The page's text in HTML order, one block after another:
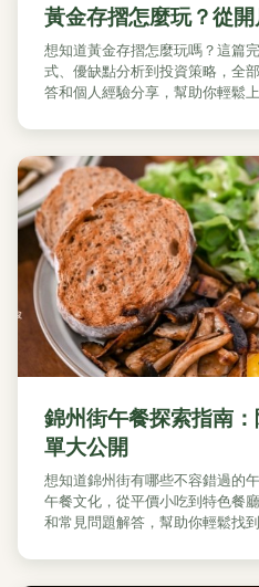
黃金存摺怎麼玩？從
想知道黃金存摺怎麼玩嗎？這篇
式、優缺點分析到投資策略，全
答和個人經驗分享，幫助你輕鬆
錦州街午餐探索指南
單大公開
想知道錦州街有哪些不容錯過的
午餐文化，從平價小吃到特色餐
和常見問題解答，幫助你輕鬆找到